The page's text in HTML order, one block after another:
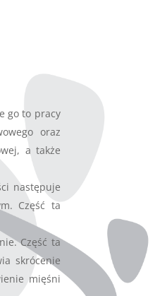
go to pracy
oraz
a także
następuje
Część ta
Część ta
skrócenie
mięśni